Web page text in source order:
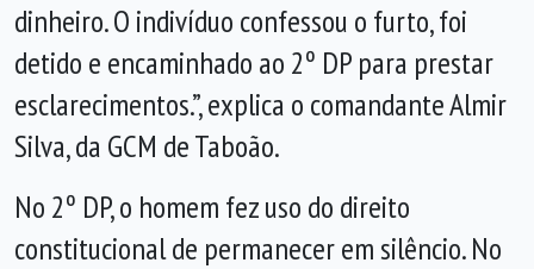
dinheiro. O indivíduo confessou o furto, foi
detido e encaminhado ao 2º DP para prestar
esclarecimentos.”, explica o comandante Almir
Silva, da GCM de Taboão.
No 2º DP, o homem fez uso do direito
constitucional de permanecer em silêncio. No